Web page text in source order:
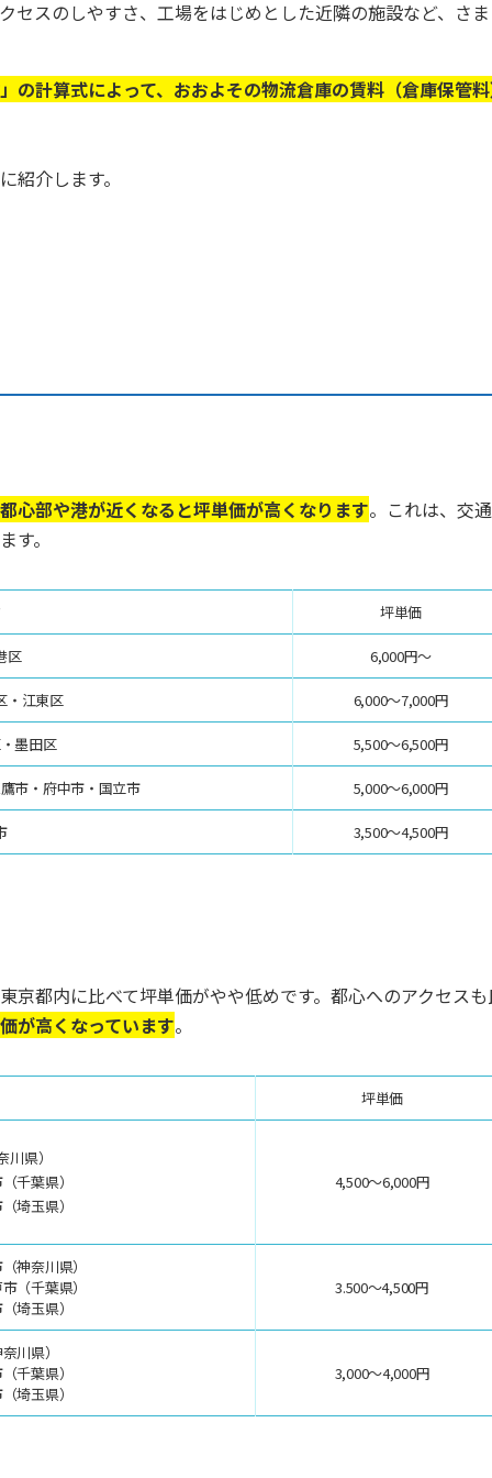
セスのしやすさ、工場をはじめとした近隣の施設など、さ
の計算式によって、おおよその物流倉庫の賃料（倉庫保管
紹介します。
心部や港が近くなると坪単価が高くなります。これは、交
す。
坪単価
区 6,000円～
・江東区 6,000～7,000円
墨田区 5,500～6,500円
市・府中市・国立市 5,000～6,000円
3,500～4,500円
京都内に比べて坪単価がやや低めです。都心へのアクセス
が高くなっています。
坪単価
県）
千葉県）
埼玉県）
4,500～6,000円
神奈川県）
（千葉県）
埼玉県）
3.500～4,500円
川県）
千葉県）
埼玉県）
3,000～4,000円